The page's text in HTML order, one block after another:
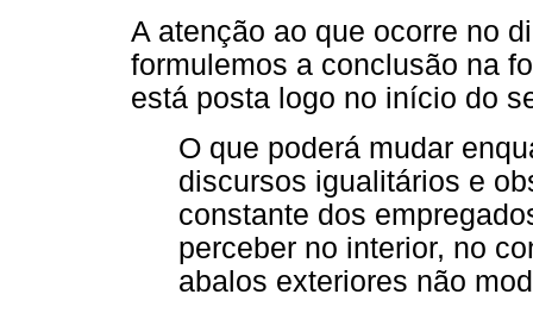
A atenção ao que ocorre no
formulemos a conclusão na
está posta logo no início do
O que poderá mudar
discursos igualitários e
constante dos
perceber no interior, no
abalos exteriores não